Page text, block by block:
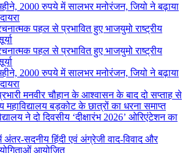
2000 रुपये में सालभर मनोरंजन, जियो ने बढ़ाया
पहल से प्रभावित हुए भाजयुमो राष्ट्रीय
पहल से प्रभावित हुए भाजयुमो राष्ट्रीय
2000 रुपये में सालभर मनोरंजन, जियो ने बढ़ाया
मनवीर चौहान के आश्वासन के बाद दो सप्ताह से
महाविद्यालय बड़कोट के छात्रों का धरना समाप्त
ने दो दिवसीय ‘दीक्षारंभ 2026’ ओरिएंटेशन का
सदनीय हिंदी एवं अंग्रेजी वाद-विवाद और
आयोजित